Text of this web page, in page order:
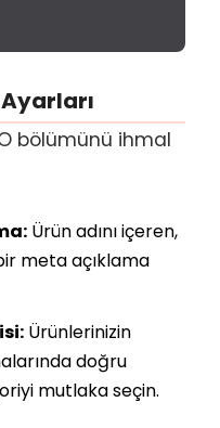
bölümünü ihmal
Ürün adını içeren,
meta açıklama
Ürünlerinizin
doğru
mutlaka seçin.